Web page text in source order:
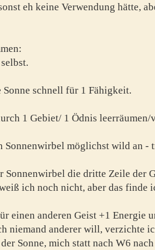
eh keine Verwendung hätte,
schnell für 1 Fähigkeit.
1 Gebiet/ 1 Ödnis leerräumen/
Sonnenwirbel möglichst wild an -
Sonnenwirbel die dritte Zeile der
ich noch nicht, aber das finde
einen anderen Geist +1 Energie
niemand anderer will, verzichte
Sonne, mich statt nach W6